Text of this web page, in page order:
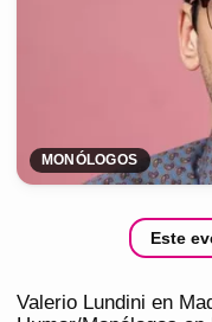
MONÓLOGOS
Este
Valerio Lundini en